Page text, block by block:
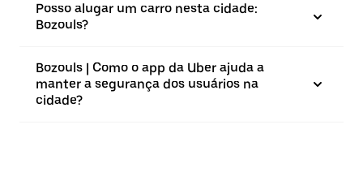
Posso alugar um carro nesta cidade:
Bozouls?
Bozouls | Como o app da Uber ajuda a
manter a segurança dos usuários na
cidade?